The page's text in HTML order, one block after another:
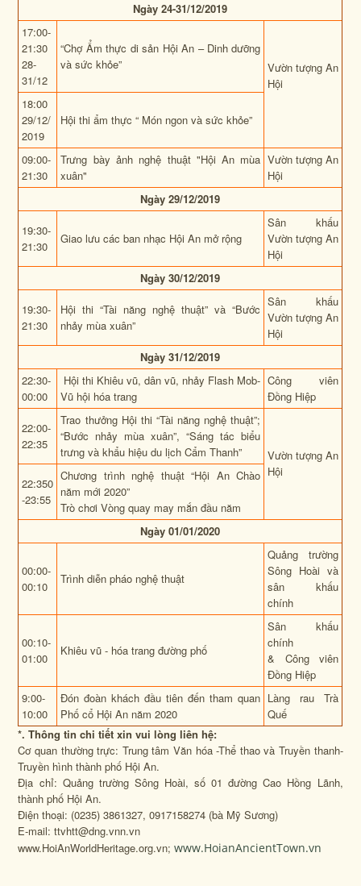
Ngày 24-31/12/2019
17:00-
21:30
28-
31/12
“Chợ Ẩm thực di sản Hội An – Dinh dưỡng
và sức khỏe”
Vườn tượng An
Hội
18:00
29/12/
2019
Hội thi ẩm thực “ Món ngon và sức khỏe”
09:00-
21:30
Trưng bày ảnh nghệ thuật "Hội An mùa
xuân"
Vườn tượng An
Hội
Ngày 29/12/2019
19:30-
21:30
Giao lưu các ban nhạc Hội An mở rộng
Sân khấu
Vườn tượng An
Hội
Ngày 30/12/2019
19:30-
21:30
Hội thi “Tài năng nghệ thuật” và “Bước
nhảy mùa xuân”
Sân khấu
Vườn tượng An
Hội
Ngày 31/12/2019
22:30-
00:00
Hội thi Khiêu vũ, dân vũ, nhảy Flash Mob-
Vũ hội hóa trang
Công viên
Đồng Hiệp
22:00-
22:35
Trao thưởng Hội thi “Tài năng nghệ thuật”;
“Bước nhảy mùa xuân”, “Sáng tác biểu
trưng và khẩu hiệu du lịch Cẩm Thanh”
Vườn tượng An
Hội
22:350
-23:55
Chương trình nghệ thuật “Hội An Chào
năm mới 2020”
Trò chơi Vòng quay may mắn đầu năm
Ngày 01/01/2020
00:00-
00:10
Trình diễn pháo nghệ thuật
Quảng trường
Sông Hoài và
sân khấu
chính
00:10-
01:00
Khiêu vũ - hóa trang đường phố
Sân khấu
chính
& Công viên
Đồng Hiệp
9:00-
10:00
Đón đoàn khách đầu tiên đến tham quan
Phố cổ Hội An năm 2020
Làng rau Trà
Quế
*. Thông tin chi tiết xin vui lòng liên hệ:
Cơ quan thường trực: Trung tâm Văn hóa -Thể thao và Truyền thanh-
Truyền hình thành phố Hội An.
Địa chỉ: Quảng trường Sông Hoài, số 01 đường Cao Hồng Lãnh,
thành phố Hội An.
Điện thoại: (0235) 3861327, 0917158274 (bà Mỹ Sương)
E-mail: ttvhtt@dng.vnn.vn
www.HoiAnWorldHeritage.org.vn;www.HoianAncientTown.vn